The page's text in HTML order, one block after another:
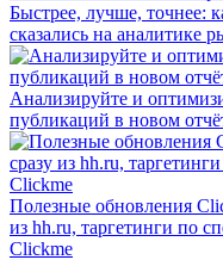
Быстрее, лучше, точнее:
сказались на аналитике
Анализируйте и
публикаций в новом
Полезные обновления
из hh.ru, таргетинги по
Clickme